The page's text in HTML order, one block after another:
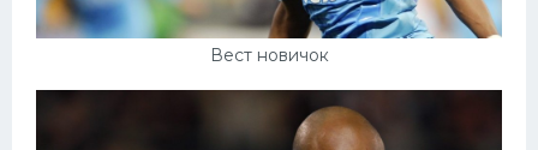
Вест новичок